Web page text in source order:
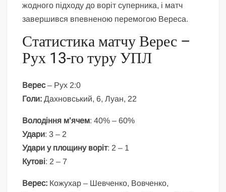
жодного підходу до воріт суперника, і матч
завершився впевненою перемогою Вереса.
Статистика матчу Верес –
Рух 13-го туру УПЛ
Верес– Рух 2:0
Голи: Дахновський, 6, Луан, 22
Володіння м’ячем: 40% – 60%
Удари: 3 – 2
Удари у площину воріт: 2 – 1
Кутові: 2 – 7
Верес: Кожухар – Шевченко, Вовченко,